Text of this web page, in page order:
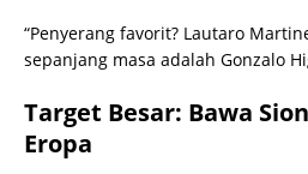
“Penyerang favorit? Lautaro
sepanjang masa adalah Gonzalo
Target Besar: Bawa
Eropa